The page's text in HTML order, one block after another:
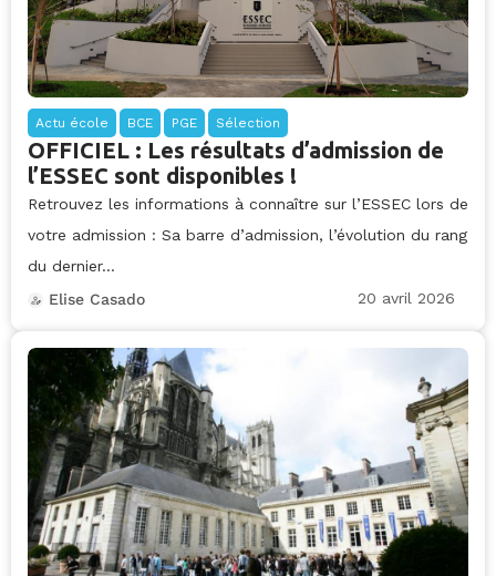
Actu école BCE PGE Sélection
OFFICIEL : Les résultats d’admission de
l’ESSEC sont disponibles !
Retrouvez les informations à connaître sur l’ESSEC lors de
votre admission : Sa barre d’admission, l’évolution du rang
du dernier...
Elise Casado
20 avril 2026